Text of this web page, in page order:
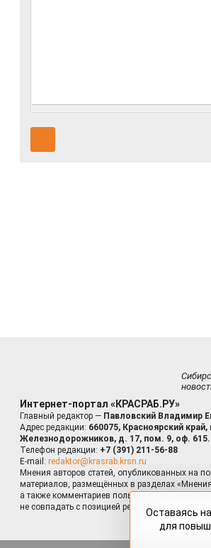
Интернет-портал «КРАСРАБ.РУ»
Главный редактор — Павловский Владимир
Адрес редакции: 660075, Красноярский край,
Железнодорожников, д. 17, пом. 9, оф. 615.
Телефон редакции: +7 (391) 211-56-88
E-mail: redaktor@krasrab.krsn.ru
Мнения авторов статей, опубликованных на
материалов, размещённых в разделах
а также комментариев пользователей к
не совпадать с позицией редакции.Оставаясь
для